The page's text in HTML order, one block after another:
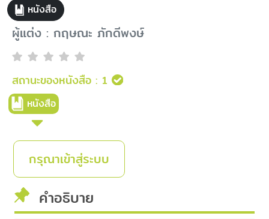
หนังสือ
ผู้แต่ง : กฤษณะ ภักดีพงษ์
สถานะของหนังสือ : 1
หนังสือ
กรุณาเข้าสู่ระบบ
คำอธิบาย